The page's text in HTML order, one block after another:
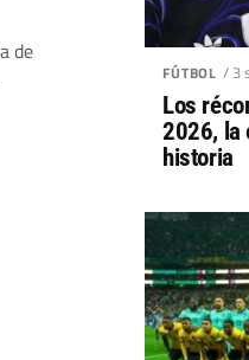
de
FÚTBOL / 3
Los
2026, la
historia